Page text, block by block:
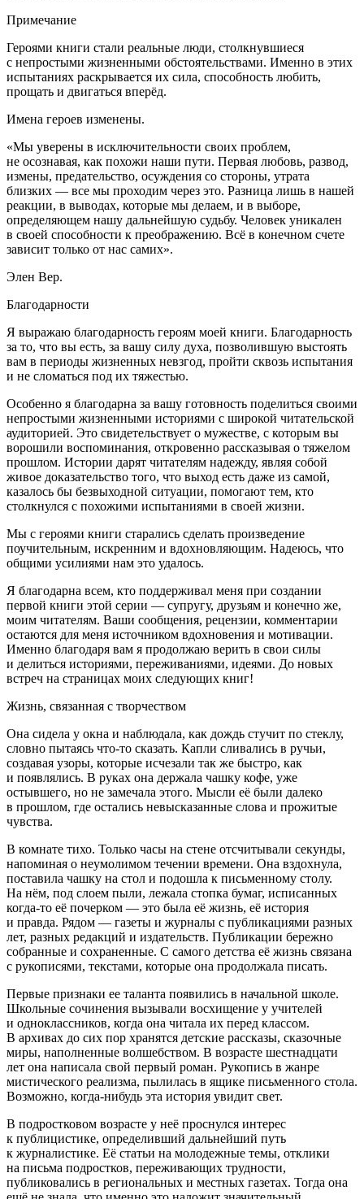
Примечание
Героями книги стали реальные люди, столкнувшиеся
с непростыми жизненными обстоятельствами. Именно в этих
испытаниях раскрывается их сила, способность любить,
прощать и двигаться вперëд.
Имена героев изменены.
«Мы уверены в исключительности своих проблем,
не осознавая, как похожи наши пути. Первая любовь, развод,
измены, предательство, осуждения со стороны, утрата
близких — все мы проходим через это. Разница лишь в нашей
реакции, в выводах, которые мы делаем, и в выборе,
определяющем нашу дальнейшую судьбу. Человек уникален
в своей способности к преображению. Всё в конечном счете
зависит только от нас самих».
Элен Вер.
Благодарности
Я выражаю благодарность героям моей книги. Благодарность
за то, что вы есть, за вашу силу духа, позволившую выстоять
вам в периоды жизненных невзгод, пройти сквозь испытания
и не сломаться под их тяжестью.
Особенно я благодарна за вашу готовность поделиться своими
непростыми жизненными историями с широкой читательской
аудиторией. Это свидетельствует о мужестве, с которым вы
ворошили воспоминания, откровенно рассказывая о тяжелом
прошлом. Истории дарят читателям надежду, являя собой
живое доказательство того, что выход есть даже из самой,
казалось бы безвыходной ситуации, помогают тем, кто
столкнулся с похожими испытаниями в своей жизни.
Мы с героями книги старались сделать произведение
поучительным, искренним и вдохновляющим. Надеюсь, что
общими усилиями нам это удалось.
Я благодарна всем, кто поддерживал меня при создании
первой книги этой серии — супругу, друзьям и конечно же,
моим читателям. Ваши сообщения, рецензии, комментарии
остаются для меня источником вдохновения и мотивации.
Именно благодаря вам я продолжаю верить в свои силы
и делиться историями, переживаниями, идеями. До новых
встреч на страницах моих следующих книг!
Жизнь, связанная с творчеством
Она сидела у окна и наблюдала, как дождь стучит по стеклу,
словно пытаясь что-то сказать. Капли сливались в ручьи,
создавая узоры, которые исчезали так же быстро, как
и появлялись. В руках она держала чашку кофе, уже
остывшего, но не замечала этого. Мысли еë были далеко
в прошлом, где остались невысказанные слова и прожитые
чувства.
В комнате тихо. Только часы на стене отсчитывали секунды,
напоминая о неумолимом течении времени. Она вздохнула,
поставила чашку на стол и подошла к письменному столу.
На нëм, под слоем пыли, лежала стопка бумаг, исписанных
когда-то еë почерком — это была еë жизнь, еë история
и правда. Рядом — газеты и журналы с публикациями разных
лет, разных редакций и издательств. Публикации бережно
собранные и сохраненные. С самого детства еë жизнь связана
с рукописями, текстами, которые она продолжала писать.
Первые признаки ее таланта появились в начальной школе.
Школьные сочинения вызывали восхищение у учителей
и одноклассников, когда она читала их перед классом.
В архивах до сих пор хранятся детские рассказы, сказочные
миры, наполненные волшебством. В возрасте шестнадцати
лет она написала свой первый роман. Рукопись в жанре
мистического реализма, пылилась в ящике письменного стола.
Возможно, когда-нибудь эта история увидит свет.
В подростковом возрасте у неë проснулся интерес
к публицистике, определивший дальнейший путь
к журналистике. Еë статьи на молодежные темы, отклики
на письма подростков, переживающих трудности,
публиковались в региональных и местных газетах. Тогда она